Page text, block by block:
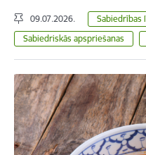
09.07.2026.
Sabiedrības
Sabiedriskās apspriešanas